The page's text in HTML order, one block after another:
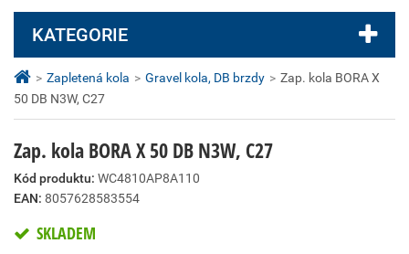
> Zapletená kola > Gravel kola, DB brzdy > Zap. kola BORA X
50 DB N3W, C27
Zap. kola BORA X 50 DB N3W, C27
Kód produktu: WC4810AP8A110
EAN: 8057628583554
SKLADEM
KATEGORIE